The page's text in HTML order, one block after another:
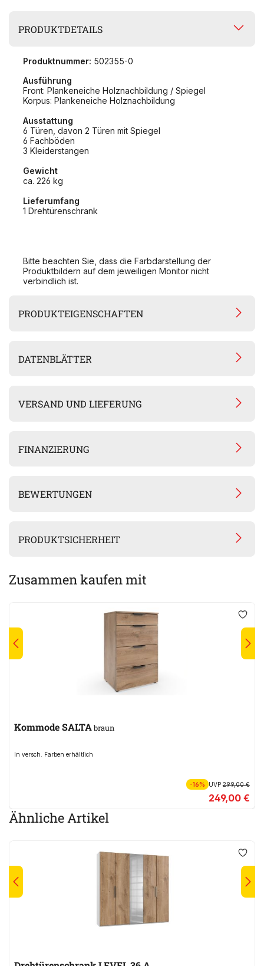
PRODUKTDETAILS
Produktnummer: 502355-0
Ausführung
Front: Plankeneiche Holznachbildung / Spiegel
Korpus: Plankeneiche Holznachbildung
Ausstattung
6 Türen, davon 2 Türen mit Spiegel
6 Fachböden
3 Kleiderstangen
Gewicht
ca. 226 kg
Lieferumfang
1 Drehtürenschrank
Bitte beachten Sie, dass die Farbdarstellung der
Produktbildern auf dem jeweiligen Monitor nicht
verbindlich ist.
PRODUKTEIGENSCHAFTEN
DATENBLÄTTER
VERSAND UND LIEFERUNG
FINANZIERUNG
BEWERTUNGEN
PRODUKTSICHERHEIT
Zusammen kaufen mit
Kommode SALTAbraun
In versch. Farben erhältlich
-16% UVP299,00 €
249,00 €
Ähnliche Artikel